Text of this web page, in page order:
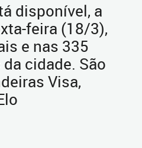
disponível, a
feira (18/3),
e nas 335
cidade. São
Visa,